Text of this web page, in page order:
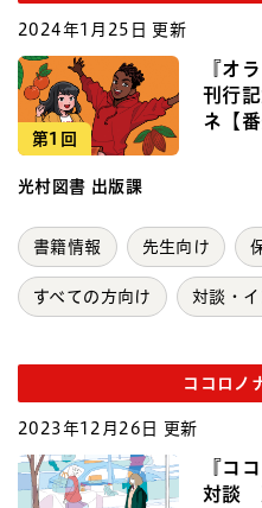
2024年1月25日 更新
第1回
『オ
刊行
ネ【
光村図書 出版課
書籍情報 先生向け
すべての方向け 対談・
ココロノ
2023年12月26日 更新
『コ
対談